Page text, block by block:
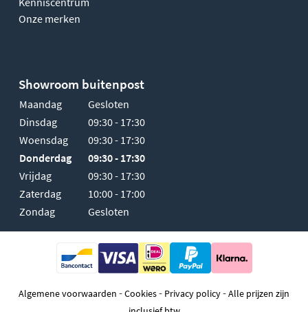
Onze merken
Showroom buitenpost
Maandag
Gesloten
Dinsdag
09:30 - 17:30
Woensdag
09:30 - 17:30
Donderdag
09:30 - 17:30
Vrijdag
09:30 - 17:30
Zaterdag
10:00 - 17:00
Zondag
Gesloten
Algemene voorwaarden -Cookies- Privacy policy-Alle prijzen zijn